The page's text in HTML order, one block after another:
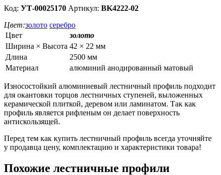
Код: УТ-00025170 Артикул: BK4222-02
Цвет:золото серебро
Цвет
золото
Ширина × Высота 42 × 22 мм
Длина
2500 мм
Материал
алюминий анодированный матовый
Износостойкий алюминиевый лестничный профиль подходит
для окантовки торцов лестничных ступеней, выложенных
керамической плиткой, деревом или ламинатом. Так как
профиль является рифленым он делает поверхность
антискользящей.
Перед тем как купить лестничный профиль всегда уточняйте
у продавца цену, комплектацию и характеристики товара!
Похожие лестничные профили